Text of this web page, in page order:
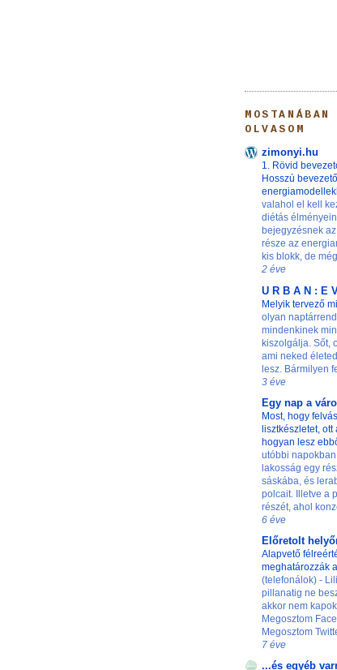
OLVASOM
zimonyi.hu
1. Rövid
Hosszú bevezető
valahol el kell
diétás
bejegyzésnek
része az
kis blokk, de
2 éve
U R B A N : E
Melyik tervező
olyan
mindenkinek
kiszolgálja. Sőt,
ami neked
lesz. Bármilyen
3 éve
Egy nap a
Most, hogy
lisztkészletet, ott
hogyan lesz
utóbbi
lakosság egy
sáskába, és
polcait. Illetve a
részét, ahol
6 éve
Előretolt
Alapvető
meghatározzák
(telefonálok) -
pillanatig ne
akkor nem
Megosztom
Megosztom
7 éve
...és egyéb